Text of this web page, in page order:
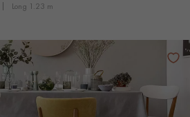
PARQUETS À MOTIFS
TRADITIONNELS
long 1.23 m